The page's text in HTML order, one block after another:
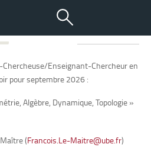
aA - +
Chercheuse/Enseignant-Chercheur en
pour septembre 2026 :
Algèbre, Dynamique, Topologie »
(Francois.Le-Maitre@ube.fr)